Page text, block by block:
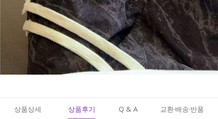
상품상세 상품후기 Q & A 교환·배송·반품